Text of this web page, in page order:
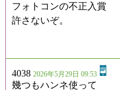
フォトコンの不正入賞
許さないぞ。
4038 2026年5月29日 09:53
幾つもハンネ使って